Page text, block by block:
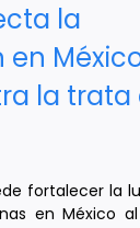
la
la trata
fortalecer la
en México